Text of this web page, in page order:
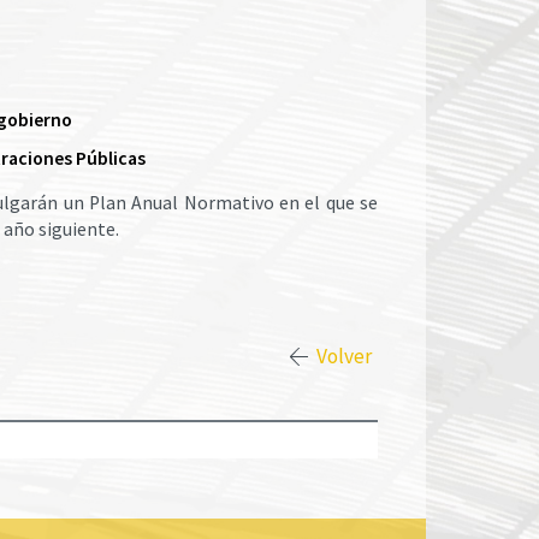
Públicas
un Plan Anual Normativo en el que se
siguiente.
Volver